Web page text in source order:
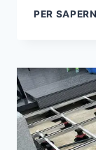
PER